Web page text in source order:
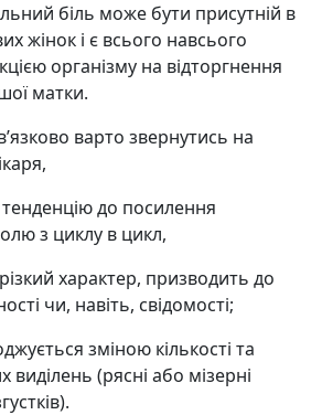
біль може бути присутній в
жінок і є всього навсього
організму на відторгнення
матки.
варто звернутись на
до посилення
з циклу в цикл,
характер, призводить до
чи, навіть, свідомості;
зміною кількості та
виділень (рясні або мізерні